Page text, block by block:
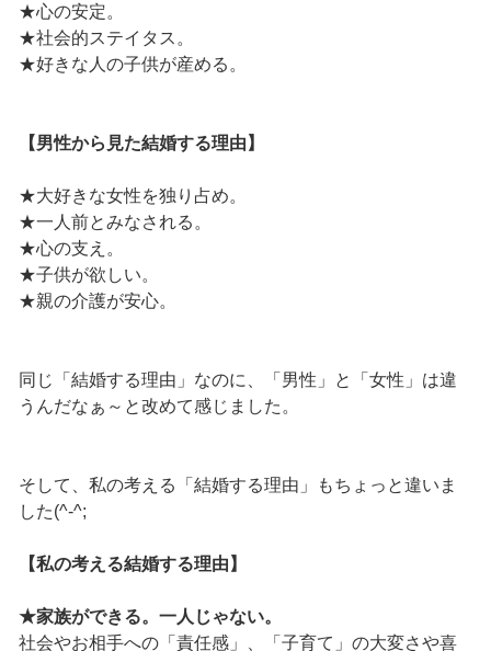
★心の安定。
★社会的ステイタス。
★好きな人の子供が産める。
【男性から見た結婚する理由】
★大好きな女性を独り占め。
★一人前とみなされる。
★心の支え。
★子供が欲しい。
★親の介護が安心。
同じ「結婚する理由」なのに、「男性」と「女性」は違
うんだなぁ～と改めて感じました。
そして、私の考える「結婚する理由」もちょっと違いま
した(^-^;
【私の考える結婚する理由】
★家族ができる。一人じゃない。
社会やお相手への「責任感」、「子育て」の大変さや喜